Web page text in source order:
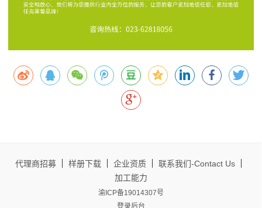
代理商招募 样册下载 企业资质
联系我们-Contact Us
加工能力
渝ICP备19014307号
登录后台